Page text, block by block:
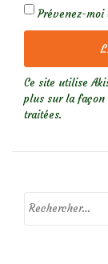
Prévenez-
Ce site utilise
plus sur la façon
traitées.